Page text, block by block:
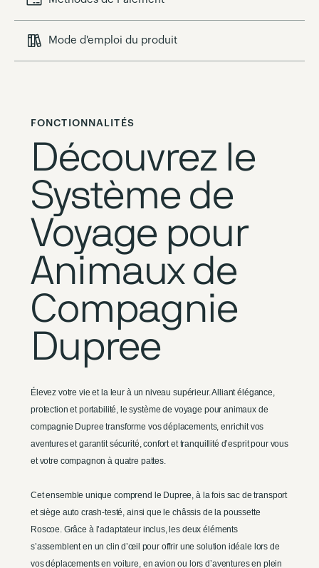
Mode d'emploi du produit
FONCTIONNALITÉS
Découvrez le
Système de
Voyage pour
Animaux de
Compagnie
Dupree
Élevez votre vie et la leur à un niveau supérieur. Alliant élégance,
protection et portabilité, le système de voyage pour animaux de
compagnie Dupree transforme vos déplacements, enrichit vos
aventures et garantit sécurité, confort et tranquillité d’esprit pour vous
et votre compagnon à quatre pattes.
Cet ensemble unique comprend le Dupree, à la fois sac de transport
et siège auto crash-testé, ainsi que le châssis de la poussette
Roscoe. Grâce à l’adaptateur inclus, les deux éléments
s’assemblent en un clin d’œil pour offrir une solution idéale lors de
vos déplacements en voiture, en avion ou lors d’aventures en plein